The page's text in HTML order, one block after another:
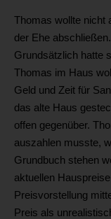
Thomas wollte nicht
der Ehe
Grundsätzlich hatte
Thomas im Haus
Geld und Zeit für
das alte Haus
offen gegenüber.
auszahlen musste,
Grundbuch stehen
aktuellen
Preisvorstellung
Preis als